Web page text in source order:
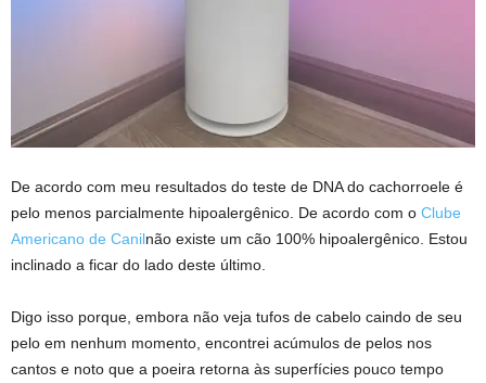
De acordo com meu resultados do teste de DNA do cachorroele é
pelo menos parcialmente hipoalergênico. De acordo com o Clube
Americano de Canilnão existe um cão 100% hipoalergênico. Estou
inclinado a ficar do lado deste último.
Digo isso porque, embora não veja tufos de cabelo caindo de seu
pelo em nenhum momento, encontrei acúmulos de pelos nos
cantos e noto que a poeira retorna às superfícies pouco tempo